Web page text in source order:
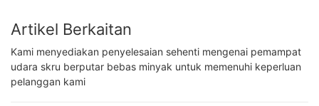
Artikel Berkaitan
Kami menyediakan penyelesaian sehenti mengenai pemampat
udara skru berputar bebas minyak untuk memenuhi keperluan
pelanggan kami